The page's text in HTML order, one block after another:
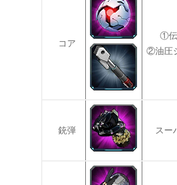
コア
①伝
②油圧
銃弾 スー